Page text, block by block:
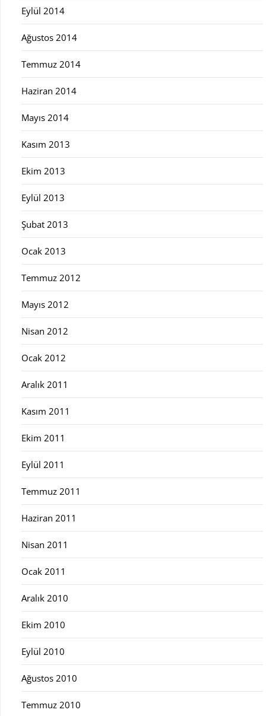
Eylül 2014
Ağustos 2014
Temmuz 2014
Haziran 2014
Mayıs 2014
Kasım 2013
Ekim 2013
Eylül 2013
Şubat 2013
Ocak 2013
Temmuz 2012
Mayıs 2012
Nisan 2012
Ocak 2012
Aralık 2011
Kasım 2011
Ekim 2011
Eylül 2011
Temmuz 2011
Haziran 2011
Nisan 2011
Ocak 2011
Aralık 2010
Ekim 2010
Eylül 2010
Ağustos 2010
Temmuz 2010